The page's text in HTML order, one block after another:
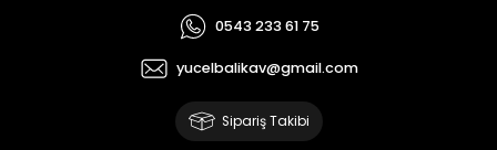
0543 233 61 75
yucelbalikav@gmail.com
Sipariş Takibi